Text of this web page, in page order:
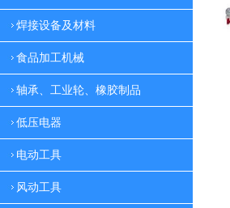
焊接设备及材料
食品加工机械
轴承、工业轮、橡胶制品
低压电器
电动工具
风动工具